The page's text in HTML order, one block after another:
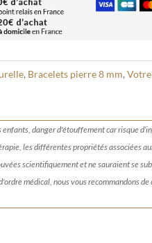
, Bracelets pierre 8 mm,
enfants, danger d'étouffement car risque
les différentes propriétés associées
scientifiquement et ne sauraient se
médical, nous vous recommandons